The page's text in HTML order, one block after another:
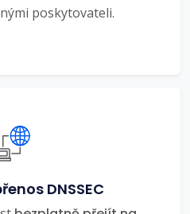
poskytovateli.
DNSSEC